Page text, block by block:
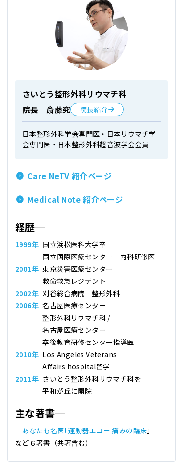
さいとう整形外科リウマチ科
院長 斎藤究
院長紹介
日本整形外科学会専門医・日本リウマチ学
会専門医・日本整形外科超音波学会会員
Care NeTV 紹介ページ
Medical Note 紹介ページ
経歴
1999年 国立浜松医科大学卒
国立国際医療センター 内科研修医
2001年 東京災害医療センター
救命救急レジデント
2002年 刈谷総合病院 整形外科
2006年 名古屋医療センター
整形外科リウマチ科 /
名古屋医療センター
卒後教育研修センター指導医
2010年 Los Angeles Veterans
Affairs hospital留学
2011年 さいとう整形外科リウマチ科を
平和が丘に開院
主な著書
「あなたも名医! 運動器エコー 痛みの臨床 」
など６著書（共著含む）